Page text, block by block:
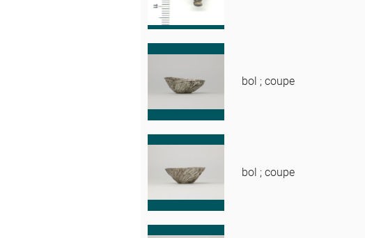
bol ; coupe
bol ; coupe